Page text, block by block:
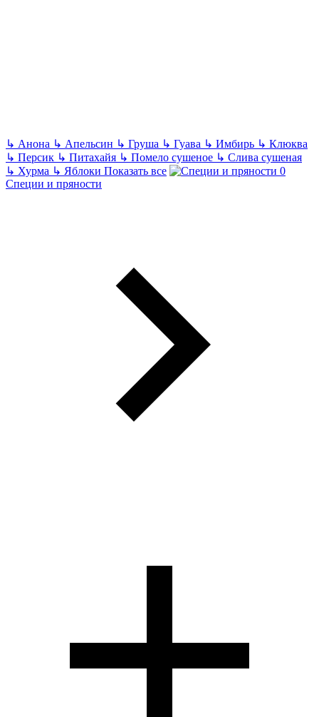
↳ Анона ↳ Апельсин ↳ Груша ↳ Гуава ↳ Имбирь ↳ Клюква
↳ Персик ↳ Питахайя ↳ Помело сушеное ↳ Слива сушеная
↳ Хурма ↳ Яблоки Показать все
Специи и пряности